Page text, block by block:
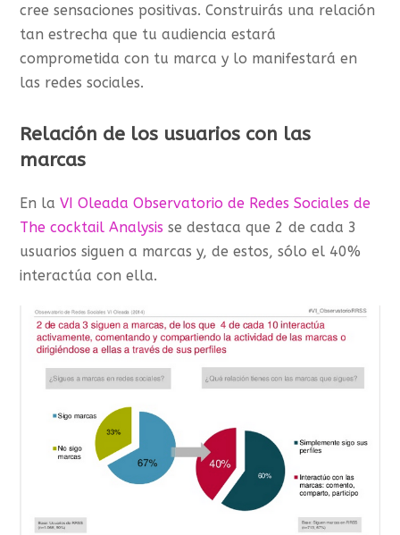
cree sensaciones positivas. Construirás una relación
tan estrecha que tu audiencia estará
comprometida con tu marca y lo manifestará en
las redes sociales.
Relación de los usuarios con las
marcas
En laVI Oleada Observatorio de Redes Sociales de
The cocktail Analysis se destaca que 2 de cada 3
usuarios siguen a marcas y, de estos, sólo el 40%
interactúa con ella.